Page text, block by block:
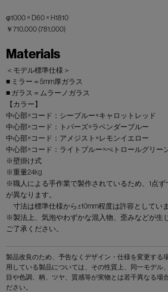
φ1000 × D60 × H1810
￥710,000 (781,000)
Materials
＜モデル標準仕様＞
■ ミラー＝5mm厚ガラス
■ ガラス＝ムラーノガラス
【カラー】
中心部×コード：シーブルー×キャロットレッド
中心部×コード：トパーズ×ラベンダーブルー
中心部×コード：アメジスト×レモンイエロー
中心部×コード：ライトブルー×ぺトロールグリー
※壁掛け式
※重量24kg
※職人による手作業で製作されているため、1点ず
が異なります。
寸法は標準仕様から±10mm程度は許容としていま
※製法上、気泡やわずかな混入物、歪みなどが生
ご了承ください。
製品改良のため、予告なくデザイン・仕様を変更する
用している製品については、その性質上、同一モデル
目や色調、柄、ツヤ、質感等が実物とは若干異なる場
ださい。